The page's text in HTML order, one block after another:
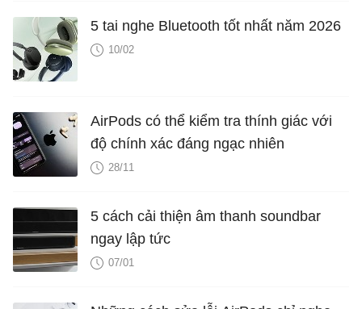
5 tai nghe Bluetooth tốt nhất năm 2026
10/02
AirPods có thể kiểm tra thính giác với
độ chính xác đáng ngạc nhiên
28/11
5 cách cải thiện âm thanh soundbar
ngay lập tức
07/01